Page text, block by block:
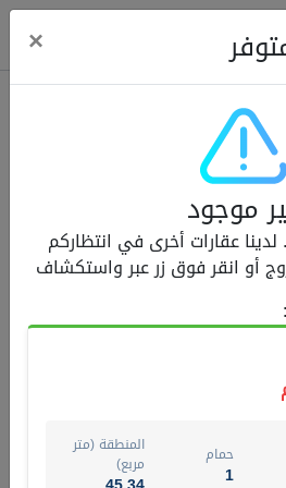
2
مربع)
رقم الوسيط
أتصل الأن
×
موجود
لدينا عقارات أخرى في انتظاركم
أو انقر فوق زر عبر واستكشاف
:
حمام
1
المنطقة (متر
مربع)